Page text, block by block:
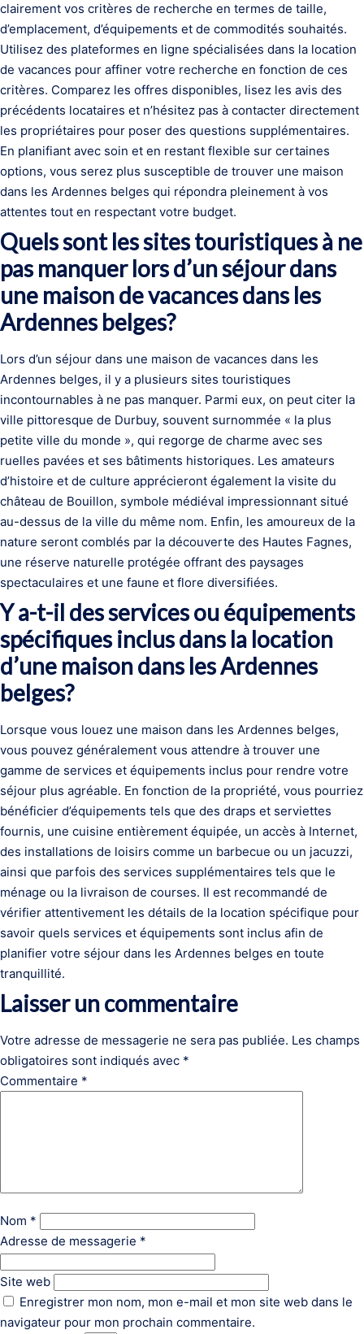
clairement vos critères de recherche en termes de taille,
d’emplacement, d’équipements et de commodités souhaités.
Utilisez des plateformes en ligne spécialisées dans la location
de vacances pour affiner votre recherche en fonction de ces
critères. Comparez les offres disponibles, lisez les avis des
précédents locataires et n’hésitez pas à contacter directement
les propriétaires pour poser des questions supplémentaires.
En planifiant avec soin et en restant flexible sur certaines
options, vous serez plus susceptible de trouver une maison
dans les Ardennes belges qui répondra pleinement à vos
attentes tout en respectant votre budget.
Quels sont les sites touristiques à ne
pas manquer lors d’un séjour dans
une maison de vacances dans les
Ardennes belges?
Lors d’un séjour dans une maison de vacances dans les
Ardennes belges, il y a plusieurs sites touristiques
incontournables à ne pas manquer. Parmi eux, on peut citer la
ville pittoresque de Durbuy, souvent surnommée « la plus
petite ville du monde », qui regorge de charme avec ses
ruelles pavées et ses bâtiments historiques. Les amateurs
d’histoire et de culture apprécieront également la visite du
château de Bouillon, symbole médiéval impressionnant situé
au-dessus de la ville du même nom. Enfin, les amoureux de la
nature seront comblés par la découverte des Hautes Fagnes,
une réserve naturelle protégée offrant des paysages
spectaculaires et une faune et flore diversifiées.
Y a-t-il des services ou équipements
spécifiques inclus dans la location
d’une maison dans les Ardennes
belges?
Lorsque vous louez une maison dans les Ardennes belges,
vous pouvez généralement vous attendre à trouver une
gamme de services et équipements inclus pour rendre votre
séjour plus agréable. En fonction de la propriété, vous pourriez
bénéficier d’équipements tels que des draps et serviettes
fournis, une cuisine entièrement équipée, un accès à Internet,
des installations de loisirs comme un barbecue ou un jacuzzi,
ainsi que parfois des services supplémentaires tels que le
ménage ou la livraison de courses. Il est recommandé de
vérifier attentivement les détails de la location spécifique pour
savoir quels services et équipements sont inclus afin de
planifier votre séjour dans les Ardennes belges en toute
tranquillité.
Laisser un commentaire
Votre adresse de messagerie ne sera pas publiée. Les champs
obligatoires sont indiqués avec *
Commentaire *
Nom *
Adresse de messagerie *
Site web
Enregistrer mon nom, mon e-mail et mon site web dans le
navigateur pour mon prochain commentaire.